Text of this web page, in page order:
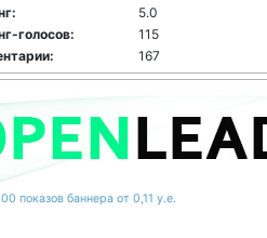
5.0
голосов:
115
167
показов баннера от 0,11 у.е.